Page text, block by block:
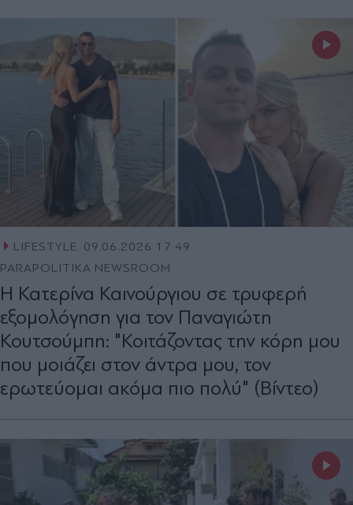
LIFESTYLE 09.06.2026 17:49
PARAPOLITIKA NEWSROOM
Η Κατερίνα Καινούργιου σε τρυφερή
εξομολόγηση για τον Παναγιώτη
Κουτσούμπη: "Κοιτάζοντας την κόρη μου
που μοιάζει στον άντρα μου, τον
ερωτεύομαι ακόμα πιο πολύ" (Βίντεο)